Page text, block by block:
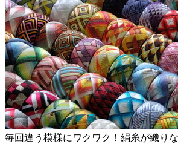
毎回違う模様にワクワク！絹糸が織り